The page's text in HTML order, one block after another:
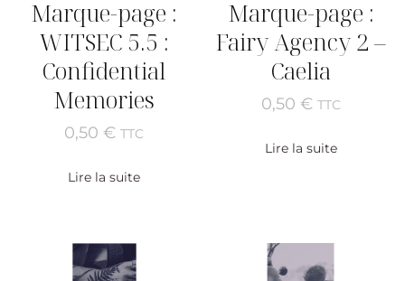
Marque-page :
WITSEC 5.5 :
Confidential
Memories
0,50€ TTC
Lire la suite
Marque-page :
Fairy Agency 2 –
Caelia
0,50 € TTC
Lire la suite